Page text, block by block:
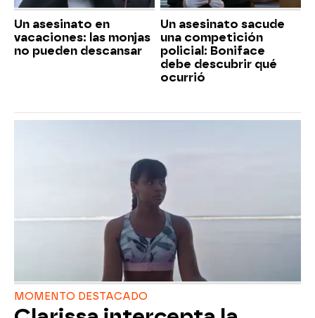
Un asesinato en
vacaciones: las monjas
no pueden descansar
Un asesinato sacude
una competición
policial: Boniface
debe descubrir qué
ocurrió
MOMENTO DESTACADO